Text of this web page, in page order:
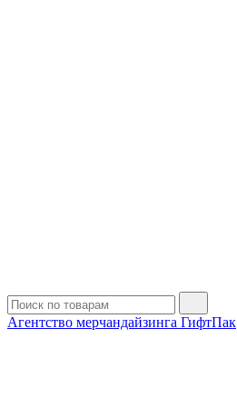
Агентство мерчандайзинга ГифтПак